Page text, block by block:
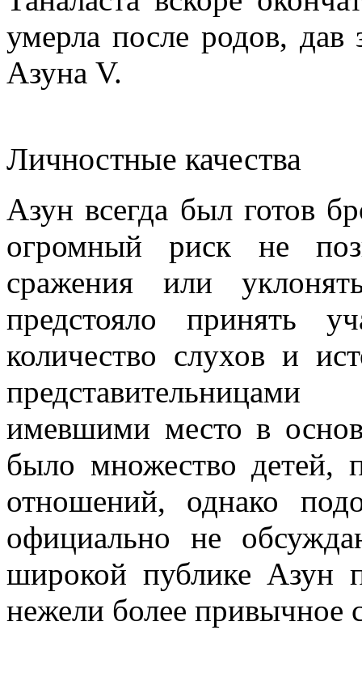
умерла после родов, дав
Азуна V.
Личностные качества
Азун всегда был готов
огромный риск не
сражения или
предстояло принять
количество слухов и
имевшими место в
было множество детей,
отношений, однако
официально не
широкой публике Азун
нежели более привычное